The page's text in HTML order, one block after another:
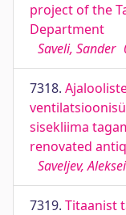
project of the
Department
Saveli, Sander
7318.
sisekliima
renovated
Saveljev, Aleksei
7319. Titaanist